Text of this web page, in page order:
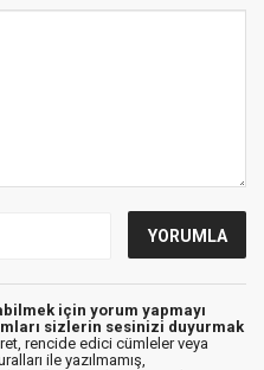
için yorum yapmayı
sizlerin sesinizi duyurmak
rencide edici cümleler veya
ile yazılmamış,